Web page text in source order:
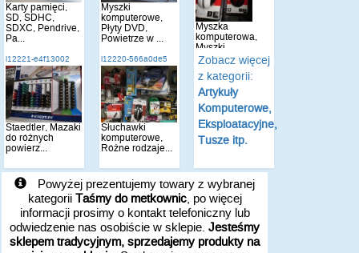
Karty pamięci,
SD, SDHC,
SDXC, Pendrive,
Pa...
Myszki
komputerowe,
Płyty DVD,
Powietrze w ...
Myszka
komputerowa,
Myszki
komputerowe
i12221-e4f13002
Staedtler, Mazaki
do różnych
powierz...
i12220-566a0de5
Słuchawki
komputerowe,
Różne rodzaje...
Zobacz więcej
z kategorii:
Artykuły
Komputerowe,
Eksploatacyjne,
Tusze itp.
Powyżej prezentujemy towary z wybranej
kategorii Taśmy do metkownic, po więcej
informacji prosimy o kontakt telefoniczny lub
odwiedzenie nas osobiście w sklepie. Jesteśmy
sklepem tradycyjnym, sprzedajemy produkty na